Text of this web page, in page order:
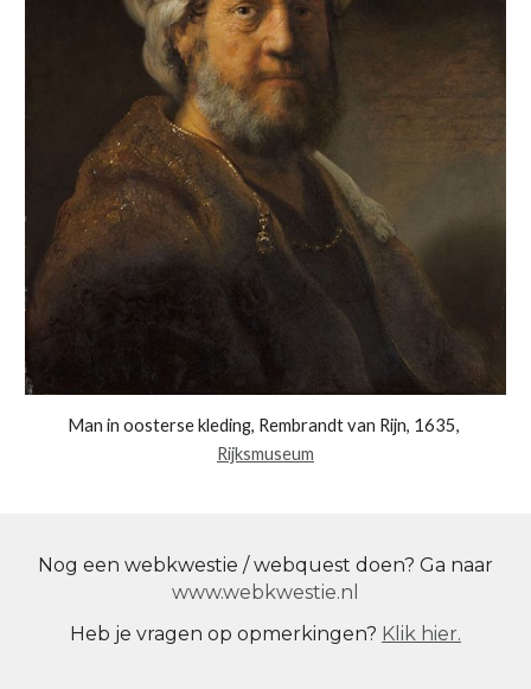
Rijksmuseum
Nog een webkwestie / webquest doen? Ga naar
www.webkwestie.nl
Heb je vragen op opmerkingen? Klik hier.